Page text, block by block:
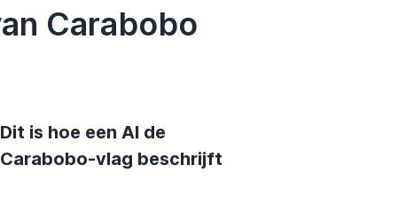
Carabobo
Dit is hoe een AI de
Carabobo-vlag beschrijft